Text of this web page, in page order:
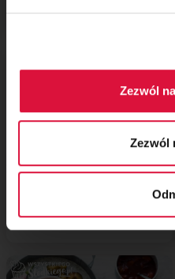
Zezwól
Zezwól
z mango i marakują